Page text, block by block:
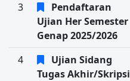
3
Pendaftaran
Ujian Her Semester
Genap 2025/2026
4
Ujian Sidang
Tugas Akhir/Skripsi